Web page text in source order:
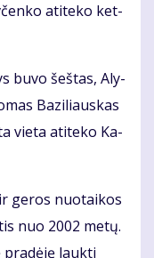
ati­te­ko ket­
bu­vo šeš­tas, Aly­
Ba­zi­liaus­kas
vie­ta ati­te­ko Ka­
ge­ros nuo­tai­kos
nuo 2002 me­tų.
lauk­ti